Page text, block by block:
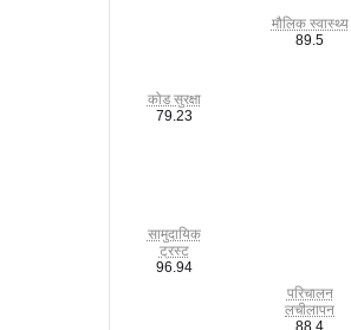
मौलिक स्वास्थ्य
89.5
कोड सुरक्षा
79.23
सामुदायिक
ट्रस्ट
96.94
परिचालन
लचीलापन
88.4